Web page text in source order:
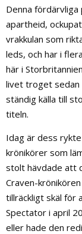
Denna
apartheid,
vrakkulan som
leds, och har i
här i
livet troget sedan
ständig källa till
titeln.
Idag är dess
krönikörer som
stolt hävdade att
Craven-
tillräckligt skäl för
Spectator i april
eller hade den